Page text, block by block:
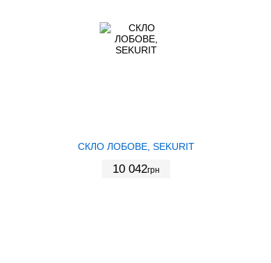
СКЛО ЛОБОВЕ, SEKURIT
10 042грн